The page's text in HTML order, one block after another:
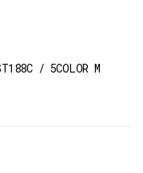
/ 5COLOR M